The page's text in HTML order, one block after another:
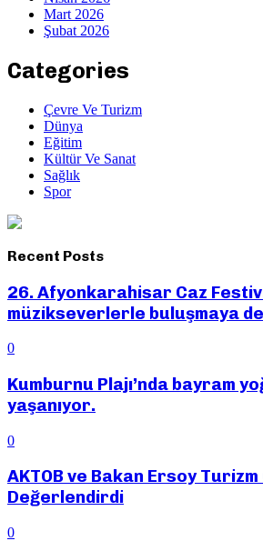
Mart 2026
Şubat 2026
Categories
Çevre Ve Turizm
Dünya
Eğitim
Kültür Ve Sanat
Sağlık
Spor
Recent Posts
26. Afyonkarahisar Caz
müzikseverlerle buluşmaya
0
Kumburnu Plajı’nda bayram
yaşanıyor.
0
AKTOB ve Bakan Ersoy Turizm
Değerlendirdi
0